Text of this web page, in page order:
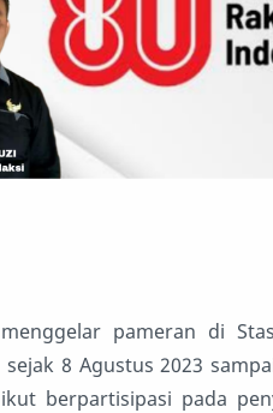
pameran di
8 Agustus 2023
berpartisipasi pada